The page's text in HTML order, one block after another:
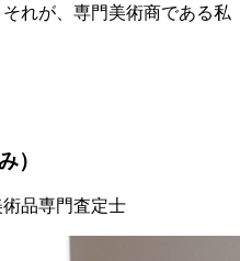
れが、専門美術商である私
）
品専門査定士